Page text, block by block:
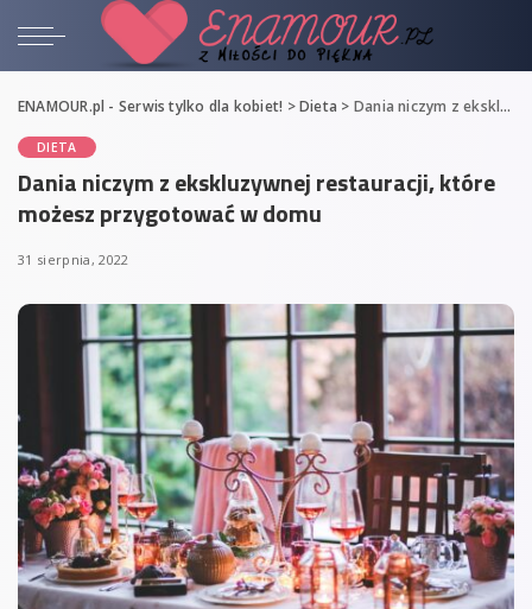
ENAMOUR.pl - Serwis tylko dla kobiet! >Dieta > Dania niczym z ekskluzywnej restauracji, które możesz przygotować w domu
DIETA
Dania niczym z ekskluzywnej restauracji, które
możesz przygotować w domu
31 sierpnia, 2022